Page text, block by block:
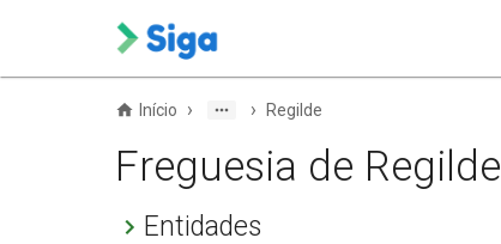
Início › › Regilde
Freguesia de Regilde
Entidades